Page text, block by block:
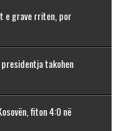
e grave rriten, por
takohen
fiton 4:0 në